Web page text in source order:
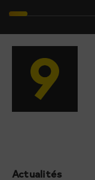
Actualités